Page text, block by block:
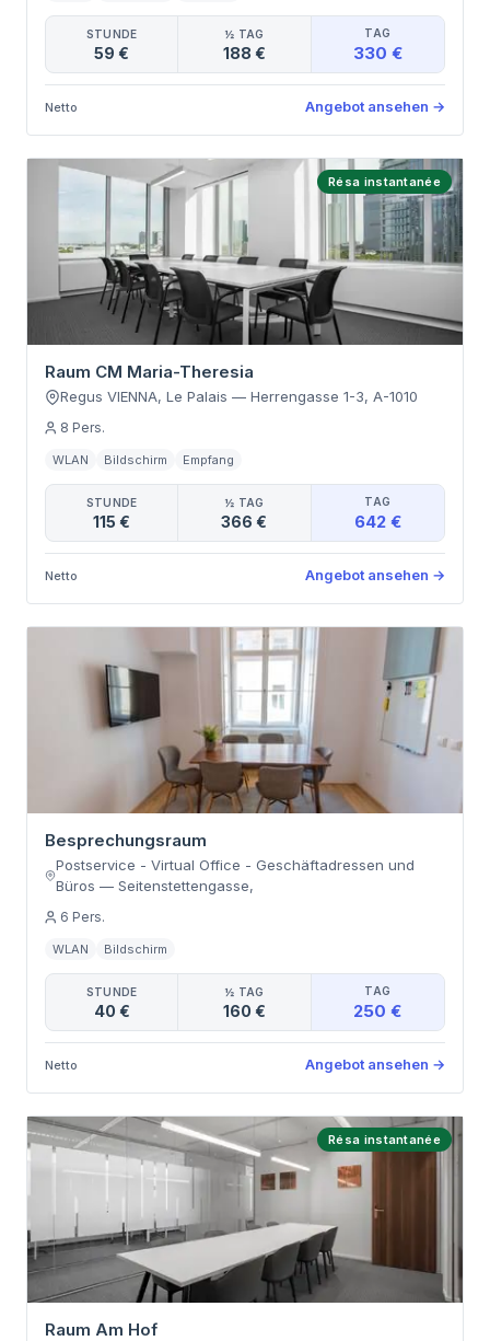
STUNDE
59 €
½ TAG
188 €
TAG
330 €
Netto Angebot ansehen →
Résa instantanée
Raum CM Maria-Theresia
Regus VIENNA, Le Palais — Herrengasse 1-3, A-1010
8 Pers.
WLAN Bildschirm Empfang
STUNDE
115 €
½ TAG
366 €
TAG
642 €
Netto Angebot ansehen →
Besprechungsraum
Postservice - Virtual Office - Geschäftadressen und
Büros — Seitenstettengasse,
6 Pers.
WLAN Bildschirm
STUNDE
40 €
½ TAG
160 €
TAG
250 €
Netto Angebot ansehen →
Résa instantanée
Raum Am Hof